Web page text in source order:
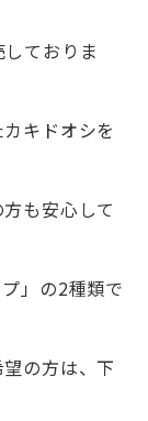
ておりま
キドオシを
も安心して
」の2種類で
の方は、下